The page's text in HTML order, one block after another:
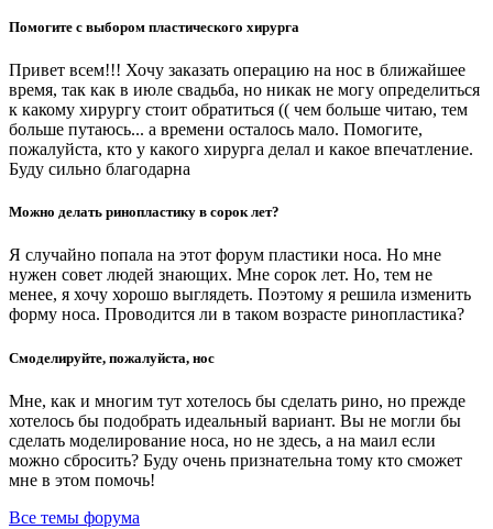
Помогите с выбором пластического хирурга
Привет всем!!! Хочу заказать операцию на нос в ближайшее
время, так как в июле свадьба, но никак не могу определиться
к какому хирургу стоит обратиться (( чем больше читаю, тем
больше путаюсь... а времени осталось мало. Помогите,
пожалуйста, кто у какого хирурга делал и какое впечатление.
Буду сильно благодарна
Можно делать ринопластику в сорок лет?
Я случайно попала на этот форум пластики носа. Но мне
нужен совет людей знающих. Мне сорок лет. Но, тем не
менее, я хочу хорошо выглядеть. Поэтому я решила изменить
форму носа. Проводится ли в таком возрасте ринопластика?
Смоделируйте, пожалуйста, нос
Мне, как и многим тут хотелось бы сделать рино, но прежде
хотелось бы подобрать идеальный вариант. Вы не могли бы
сделать моделирование носа, но не здесь, а на маил если
можно сбросить? Буду очень признательна тому кто сможет
мне в этом помочь!
Все темы форума